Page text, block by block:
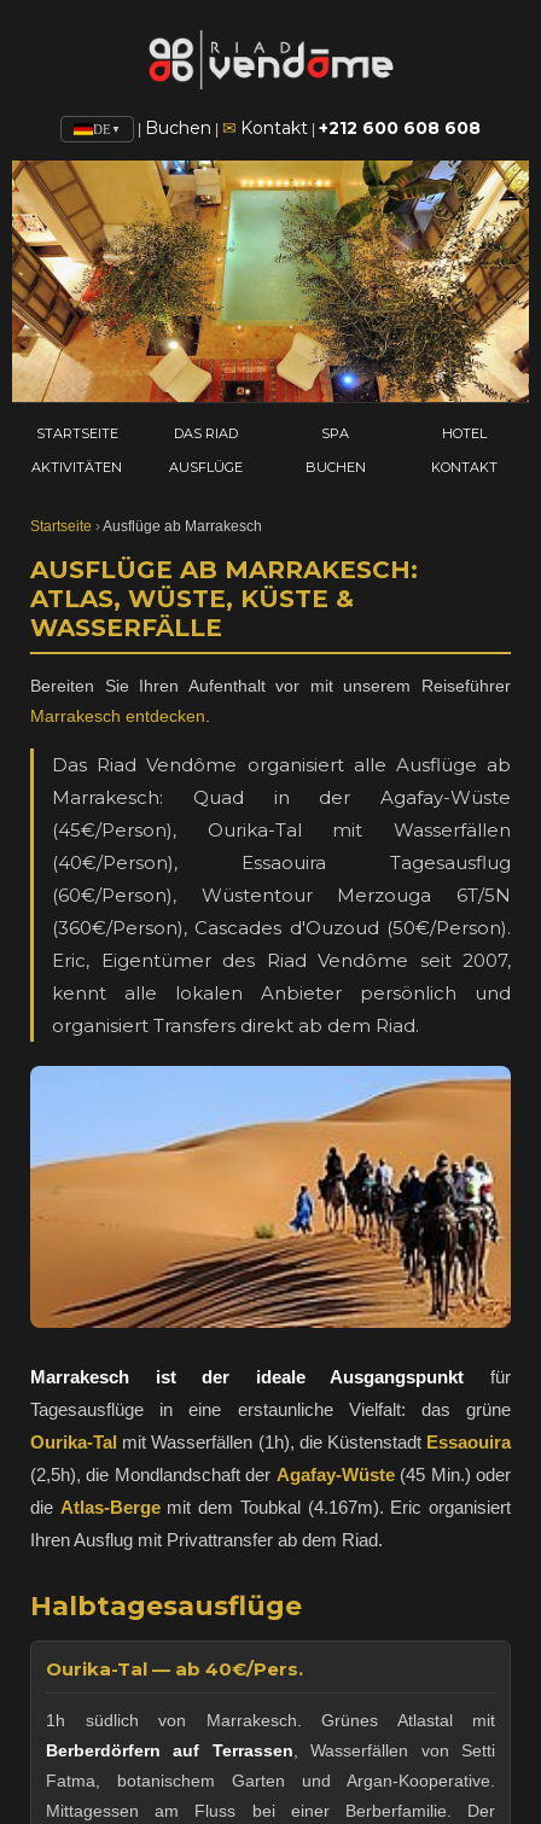
DE ▼ Buchen ✉ Kontakt +212 600 608 608
STARTSEITE DAS RIAD SPA
HOTEL
AKTIVITÄTEN
AUSFLÜGE BUCHEN KONTAKT
Startseite ›Ausflüge ab Marrakesch
AUSFLÜGE AB MARRAKESCH:
ATLAS, WÜSTE, KÜSTE &
WASSERFÄLLE
Bereiten Sie Ihren Aufenthalt vor mit unserem Reiseführer
Marrakesch entdecken.
Das Riad Vendôme organisiert alle Ausflüge ab
Marrakesch: Quad in der Agafay-Wüste
(45€/Person), Ourika-Tal mit Wasserfällen
(40€/Person), Essaouira Tagesausflug
(60€/Person), Wüstentour Merzouga 6T/5N
(360€/Person), Cascades d'Ouzoud (50€/Person).
Eric, Eigentümer des Riad Vendôme seit 2007,
kennt alle lokalen Anbieter persönlich und
organisiert Transfers direkt ab dem Riad.
Marrakesch ist der ideale Ausgangspunkt für
Tagesausflüge in eine erstaunliche Vielfalt: das grüne
Ourika-Tal mit Wasserfällen (1h), die Küstenstadt Essaouira
(2,5h), die Mondlandschaft der Agafay-Wüste(45 Min.) oder
die Atlas-Bergemit dem Toubkal (4.167m). Eric organisiert
Ihren Ausflug mit Privattransfer ab dem Riad.
Halbtagesausflüge
Ourika-Tal — ab 40€/Pers.
1h südlich von Marrakesch. Grünes Atlastal mit
Berberdörfern auf Terrassen, Wasserfällen von Setti
Fatma, botanischem Garten und Argan-Kooperative.
Mittagessen am Fluss bei einer Berberfamilie. Der